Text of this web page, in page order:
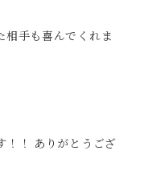
相手も喜んでくれま
！！ ありがとうござ